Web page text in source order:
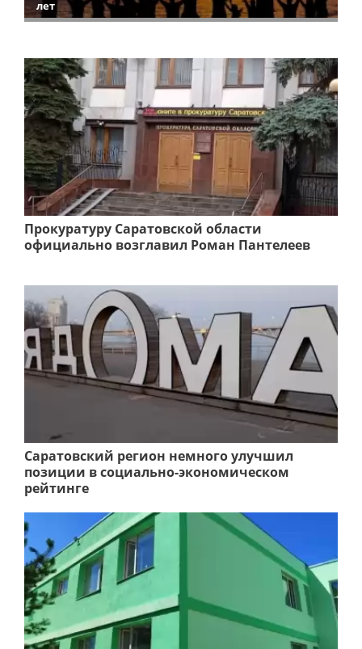
лет
Прокуратуру Саратовской области
официально возглавил Роман Пантелеев
Саратовский регион немного улучшил
позиции в социально-экономическом
рейтинге